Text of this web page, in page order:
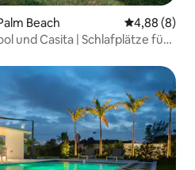
Beach
4,88 (8)
und Casita | Schlafplätze für